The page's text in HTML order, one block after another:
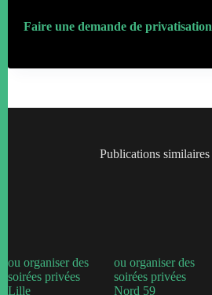
Faire une demande de privatisation
Publications similaires
ou organiser des
soirées privées
Lille
ou organiser des
soirées privées
Nord 59